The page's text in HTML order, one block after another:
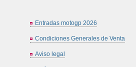
Entradas motogp 2026
Condiciones Generales de Venta
Aviso legal